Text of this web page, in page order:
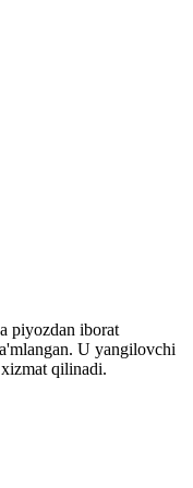
piyozdan iborat
U yangilovchi
qilinadi.